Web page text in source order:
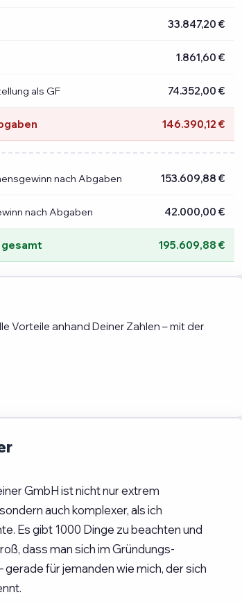
33.847,20 €
1.861,60 €
als GF 74.352,00 €
146.390,12 €
nach Abgaben 153.609,88 €
nach Abgaben 42.000,00 €
195.609,88 €
Vorteile anhand Deiner Zahlen – mit der
GmbH ist nicht nur extrem
auch komplexer, als ich
Es gibt 1000 Dinge zu beachten und
dass man sich im Gründungs-
gerade für jemanden wie mich, der sich